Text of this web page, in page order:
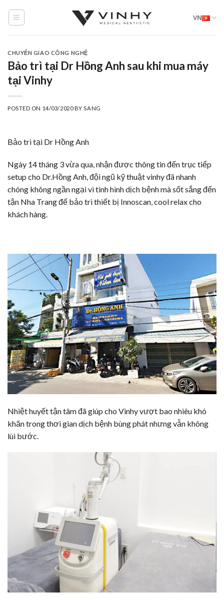
VN
CHUYỂN GIAO CÔNG NGHỆ
Bảo trì tại Dr Hồng Anh sau khi mua máy
tại Vinhy
POSTED ON 14/03/2020BY SANG
Bảo trì tại Dr Hồng Anh
Ngày 14 tháng 3 vừa qua, nhận được thông tin đến trục tiếp
setup cho Dr.Hồng Anh, đội ngũ kỹ thuật vinhy đã nhanh
chóng không ngần ngại vì tình hình dịch bệnh mà sốt sắng đến
tận Nha Trang để bảo trì thiết bị Innoscan, cool relax cho
khách hàng.
Nhiệt huyết tận tâm đã giúp cho Vinhy vượt bao nhiêu khó
khăn trong thơi gian dịch bệnh bùng phát nhưng vẫn không
lùi bước.